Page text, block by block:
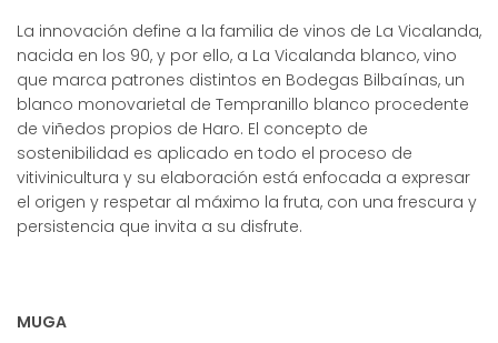
La innovación define a la familia de vinos de La Vicalanda,
nacida en los 90, y por ello, a La Vicalanda blanco, vino
que marca patrones distintos en Bodegas Bilbaínas, un
blanco monovarietal de Tempranillo blanco procedente
de viñedos propios de Haro. El concepto de
sostenibilidad es aplicado en todo el proceso de
vitivinicultura y su elaboración está enfocada a expresar
el origen y respetar al máximo la fruta, con una frescura y
persistencia que invita a su disfrute.
MUGA